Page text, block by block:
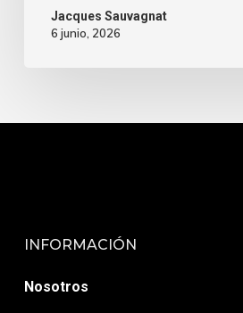
Jacques Sauvagnat
6 junio, 2026
INFORMACIÓN
Nosotros